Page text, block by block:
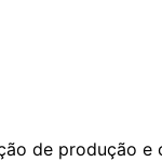
de produção e